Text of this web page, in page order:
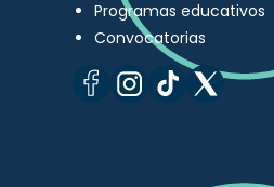
Programas educativos
Convocatorias